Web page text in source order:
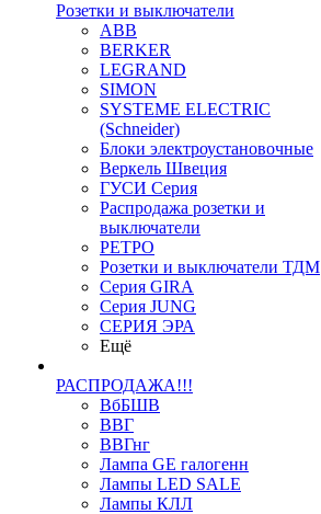
Розетки и выключатели
ABB
BERKER
LEGRAND
SIMON
SYSTEME ELECTRIC
(Schneider)
Блоки электроустановочные
Веркель Швеция
ГУСИ Серия
Распродажа розетки и
выключатели
РЕТРО
Розетки и выключатели ТДМ
Серия GIRA
Серия JUNG
СЕРИЯ ЭРА
Ещё
РАСПРОДАЖА!!!
ВбБШВ
ВВГ
ВВГнг
Лампа GE галогенн
Лампы LED SALE
Лампы КЛЛ